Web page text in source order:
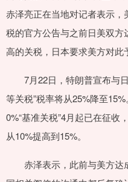
赤泽亮正在当地对记者表示
税的官方公告与之前日美双
高的关税，日本要求美方对此
7月22日，特朗普宣布与日
等关税”税率将从25%降至
0%“基准关税”4月起已在征收
从10%提高到15%。
赤泽表示，此前与美方达